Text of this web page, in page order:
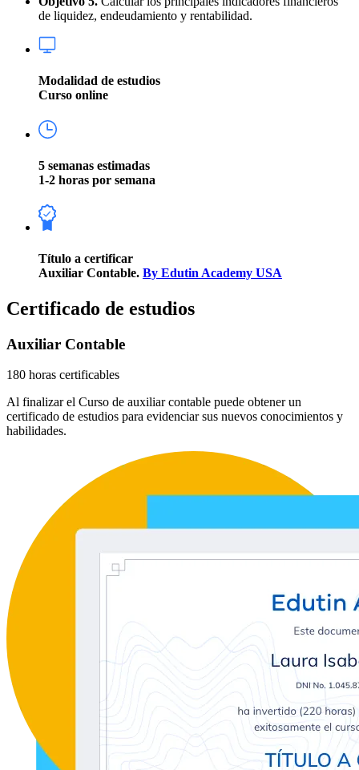
de liquidez, endeudamiento y rentabilidad.
Modalidad de estudios
Curso online
5 semanas estimadas
1-2 horas por semana
Título a certificar
Auxiliar Contable. By Edutin Academy USA
Certificado de estudios
Auxiliar Contable
180 horas certificables
Al finalizar el Curso de auxiliar contable puede obtener un
certificado de estudios para evidenciar sus nuevos conocimientos y
habilidades.